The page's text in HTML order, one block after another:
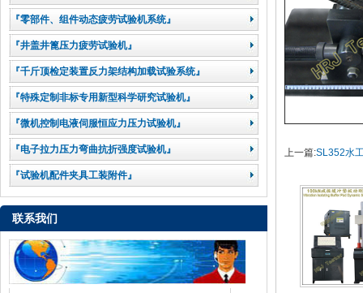
『零部件、组件动态疲劳试验机系统』
『井盖井篦压力疲劳试验机』
『千斤顶检定装置反力架结构加载试验系统』
『特殊定制非标专用新型科学研究试验机』
『微机控制电液伺服恒应力压力试验机』
『电子拉力压力弯曲抗折强度试验机』
『试验机配件夹具工装附件』
联系我们
上一篇:SL352水